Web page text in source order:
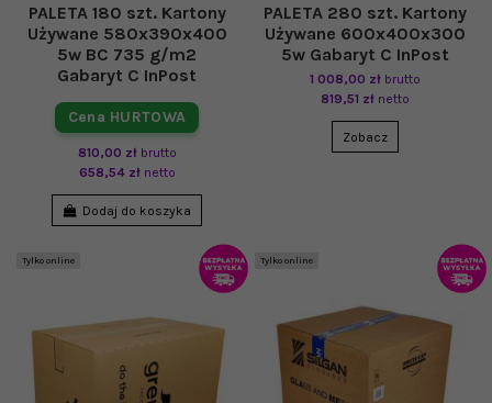
PALETA 180 szt. Kartony
Używane 580x390x400
5w BC 735 g/m2
Gabaryt C InPost
Cena HURTOWA
810,00 zł brutto
658,54 zł netto
Dodaj do koszyka
PALETA 280 szt. Kartony
Używane 600x400x300
5w Gabaryt C InPost
1 008,00 zł brutto
819,51 zł netto
Zobacz
Tylko online Tylko online